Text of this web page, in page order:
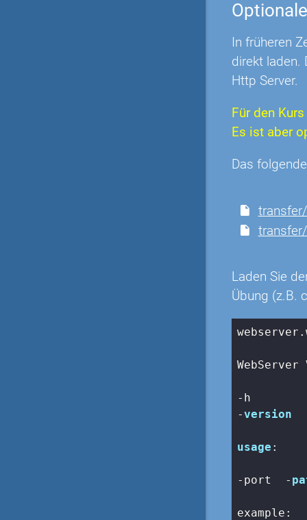
In früheren
direkt laden.
Http Server.
Für den
Es ist aber
Das
Laden Sie
Übung (z.B.
-
-version
usage :
-port -
example: